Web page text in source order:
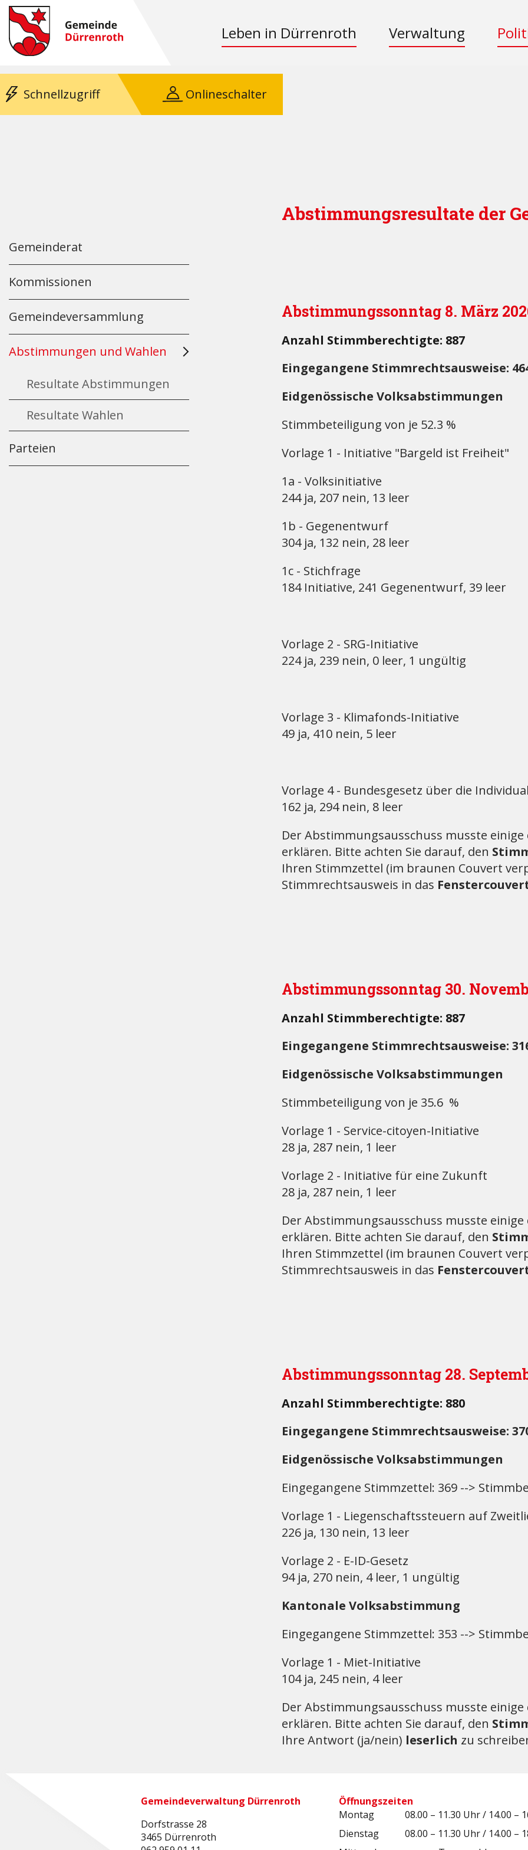
Leben in Dürrenroth Verwaltung
Schnellzugriff Onlineschalter
Gemeinderat
Kommissionen
Gemeindeversammlung
Abstimmungen und Wahlen
Resultate Abstimmungen
Resultate Wahlen
Parteien
Abstimmungsresultate der
Abstimmungssonntag 8. März
Anzahl Stimmberechtigte: 887
Eingegangene Stimmrechtsausweise:
Eidgenössische Volksabstimmungen
Stimmbeteiligung von je 52.3 %
Vorlage 1 - Initiative "Bargeld ist Freiheit"
1a - Volksinitiative
244 ja, 207 nein, 13 leer
1b - Gegenentwurf
304 ja, 132 nein, 28 leer
1c - Stichfrage
184 Initiative, 241 Gegenentwurf, 39 leer
Vorlage 2 - SRG-Initiative
224 ja, 239 nein, 0 leer, 1 ungültig
Vorlage 3 - Klimafonds-Initiative
49 ja, 410 nein, 5 leer
Vorlage 4 - Bundesgesetz über die
162 ja, 294 nein, 8 leer
Der Abstimmungsausschuss musste
erklären. Bitte achten Sie darauf, den
Ihren Stimmzettel (im braunen Couvert
Stimmrechtsausweis in das
Abstimmungssonntag 30.
Anzahl Stimmberechtigte: 887
Eingegangene Stimmrechtsausweise:
Eidgenössische Volksabstimmungen
Stimmbeteiligung von je 35.6 %
Vorlage 1 - Service-citoyen-Initiative
28 ja, 287 nein, 1 leer
Vorlage 2 - Initiative für eine Zukunft
28 ja, 287 nein, 1 leer
Der Abstimmungsausschuss musste
erklären. Bitte achten Sie darauf, den
Ihren Stimmzettel (im braunen Couvert
Stimmrechtsausweis in das
Abstimmungssonntag 28.
Anzahl Stimmberechtigte: 880
Eingegangene Stimmrechtsausweise:
Eidgenössische Volksabstimmungen
Eingegangene Stimmzettel: 369 -->
Vorlage 1 - Liegenschaftssteuern auf
226 ja, 130 nein, 13 leer
Vorlage 2 - E-ID-Gesetz
94 ja, 270 nein, 4 leer, 1 ungültig
Kantonale Volksabstimmung
Eingegangene Stimmzettel: 353 -->
Vorlage 1 - Miet-Initiative
104 ja, 245 nein, 4 leer
Der Abstimmungsausschuss musste
erklären. Bitte achten Sie darauf, den
Ihre Antwort (ja/nein) leserlich zu
Gemeindeverwaltung Dürrenroth
Dorfstrasse 28
3465 Dürrenroth
Öffnungszeiten
Montag
08.00 – 11.30 Uhr / 14.00 –
Dienstag
08.00 – 11.30 Uhr / 14.00 –